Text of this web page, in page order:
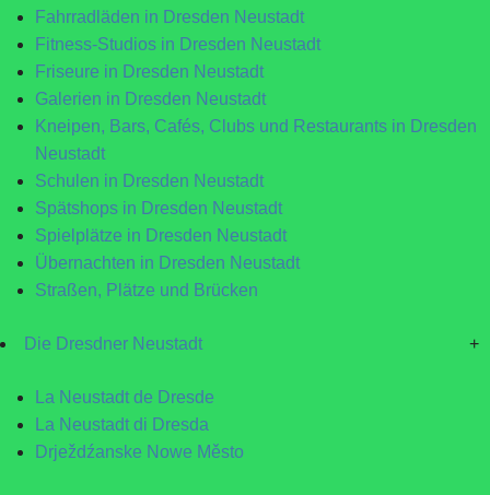
Fahrradläden in Dresden Neustadt
Fitness-Studios in Dresden Neustadt
Friseure in Dresden Neustadt
Galerien in Dresden Neustadt
Kneipen, Bars, Cafés, Clubs und Restaurants in Dresden
Neustadt
Schulen in Dresden Neustadt
Spätshops in Dresden Neustadt
Spielplätze in Dresden Neustadt
Übernachten in Dresden Neustadt
Straßen, Plätze und Brücken
Die Dresdner Neustadt +
La Neustadt de Dresde
La Neustadt di Dresda
Drježdźanske Nowe Město